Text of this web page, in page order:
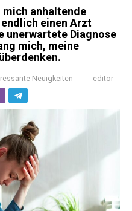
mich anhaltende
einen Arzt
unerwartete Diagnose
mich, meine
Neuigkeiten editor